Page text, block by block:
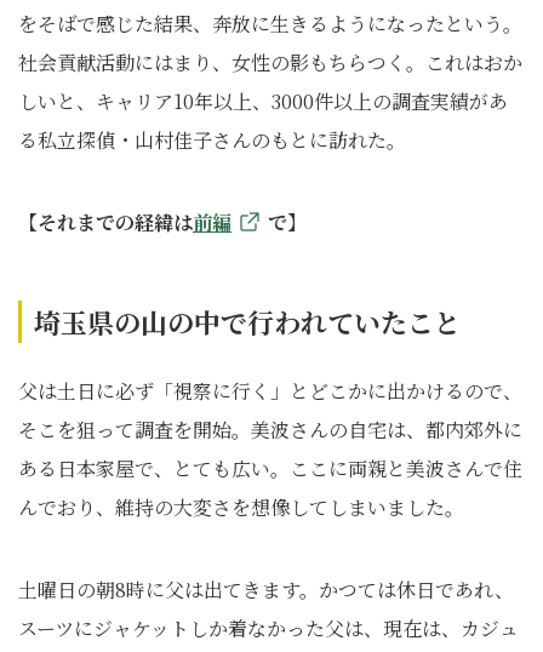
をそばで感じた結果、奔放に生きるようになったという。
社会貢献活動にはまり、女性の影もちらつく。これはおか
しいと、キャリア10年以上、3000件以上の調査実績があ
る私立探偵・山村佳子さんのもとに訪れた。
【それまでの経緯は前編 で】
埼玉県の山の中で行われていたこと
父は土日に必ず「視察に行く」とどこかに出かけるので、
そこを狙って調査を開始。美波さんの自宅は、都内郊外に
ある日本家屋で、とても広い。ここに両親と美波さんで住
んでおり、維持の大変さを想像してしまいました。
土曜日の朝8時に父は出てきます。かつては休日であれ、
スーツにジャケットしか着なかった父は、現在は、カジュ